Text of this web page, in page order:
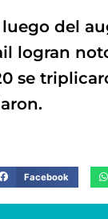
del
logran
se
Facebook